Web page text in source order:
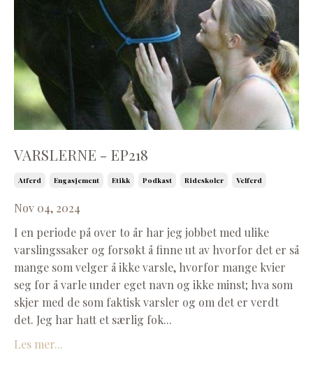
VARSLERNE - EP218
Atferd Engasjement Etikk Podkast Rideskoler Velferd
Nov 04, 2024
I en periode på over to år har jeg jobbet med ulike
varslingssaker og forsøkt å finne ut av hvorfor det er så
mange som velger å ikke varsle, hvorfor mange kvier
seg for å varle under eget navn og ikke minst; hva som
skjer med de som faktisk varsler og om det er verdt
det. Jeg har hatt et særlig fok...
Les mer...